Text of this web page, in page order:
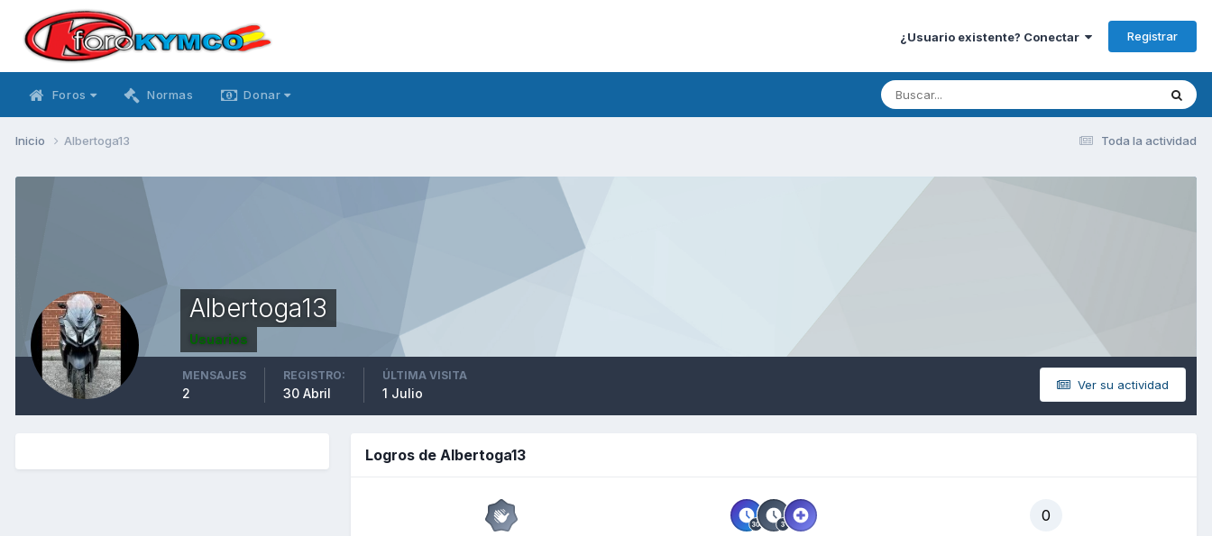
¿Usuario existente? Conectar Registrar
Foros Normas Donar
Toda la actividad
Inicio Albertoga13
Albertoga13
Usuarios
Ver su actividad
MENSAJES
2
REGISTRO:
30 Abril
ÚLTIMA VISITA
1 Julio
Logros de Albertoga13
0